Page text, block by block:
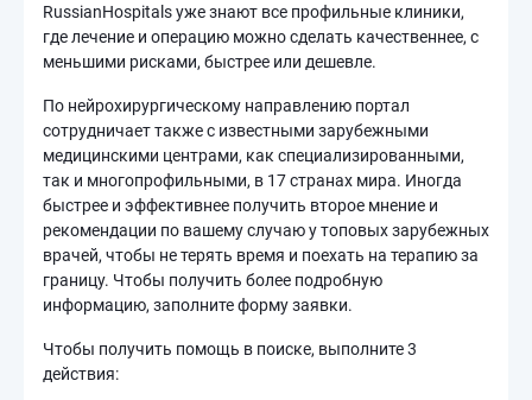
RussianHospitals уже знают все профильные клиники,
где лечение и операцию можно сделать качественнее, с
меньшими рисками, быстрее или дешевле.
По нейрохирургическому направлению портал
сотрудничает также с известными зарубежными
медицинскими центрами, как специализированными,
так и многопрофильными, в 17 странах мира. Иногда
быстрее и эффективнее получить второе мнение и
рекомендации по вашему случаю у топовых зарубежных
врачей, чтобы не терять время и поехать на терапию за
границу. Чтобы получить более подробную
информацию, заполните форму заявки.
Чтобы получить помощь в поиске, выполните 3
действия: